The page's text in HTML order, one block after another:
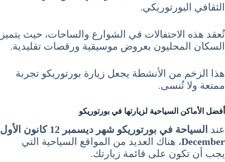
الثقافي البورتوريكي.
تُعقد هذه الاحتفالات في الشوارع والساحات، حيث يتميز
السكان المحليون بعروض موسيقية ورقصات تقليدية.
هذا الزخم من الأنشطة يجعل زيارة بورتوريكو تجربة
ممتعة ولا تُنسى.
أفضل الأماكن السياحية لزيارتها في بورتوريكو
عند
السياحة في بورتوريكو شهر ديسمبر 12 كانون الأول
December، هناك العديد من المواقع السياحية التي
يجب أن تكون على قائمة زيارتك.